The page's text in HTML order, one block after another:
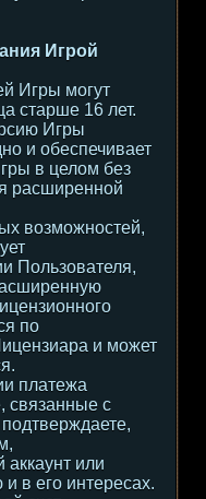
Игрой
Игры могут
старше 16 лет.
Игры
и обеспечивает
в целом без
расширенной
возможностей,
Пользователя,
по
и может
платежа
связанные с
или
в его интересах.